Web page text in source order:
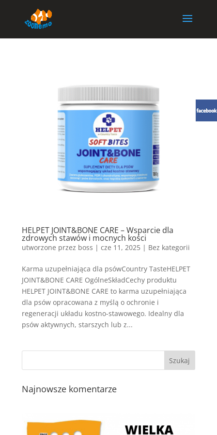
HELPET JOINT&BONE CARE – Wsparcie dla
zdrowych stawów i mocnych kości
utworzone przez boss | cze 11, 2025| Bez kategorii
Karma uzupełniająca dla psówCountry TasteHELPET
JOINT&BONE CARE OgólneSkładCechy produktu
HELPET JOINT&BONE CARE to karma uzupełniająca
dla psów opracowana z myślą o ochronie i
regeneracji układu kostno-stawowego. Idealny dla
psów aktywnych, starszych lub z...
Najnowsze komentarze